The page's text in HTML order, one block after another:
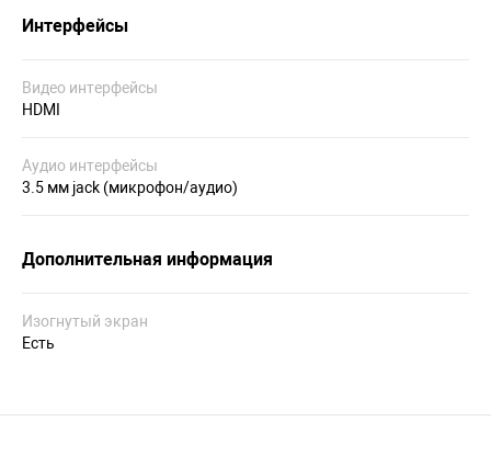
Интерфейсы
Видео интерфейсы
HDMI
Аудио интерфейсы
3.5 мм jack (микрофон/аудио)
Дополнительная информация
Изогнутый экран
Есть